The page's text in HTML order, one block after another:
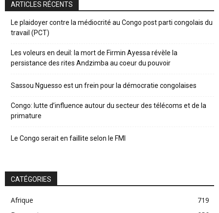
ARTICLES RÉCENTS
Le plaidoyer contre la médiocrité au Congo post parti congolais du
travail (PCT)
Les voleurs en deuil: la mort de Firmin Ayessa révèle la
persistance des rites Andzimba au coeur du pouvoir
Sassou Nguesso est un frein pour la démocratie congolaises
Congo: lutte d’influence autour du secteur des télécoms et de la
primature
Le Congo serait en faillite selon le FMI
CATÉGORIES
Afrique
719